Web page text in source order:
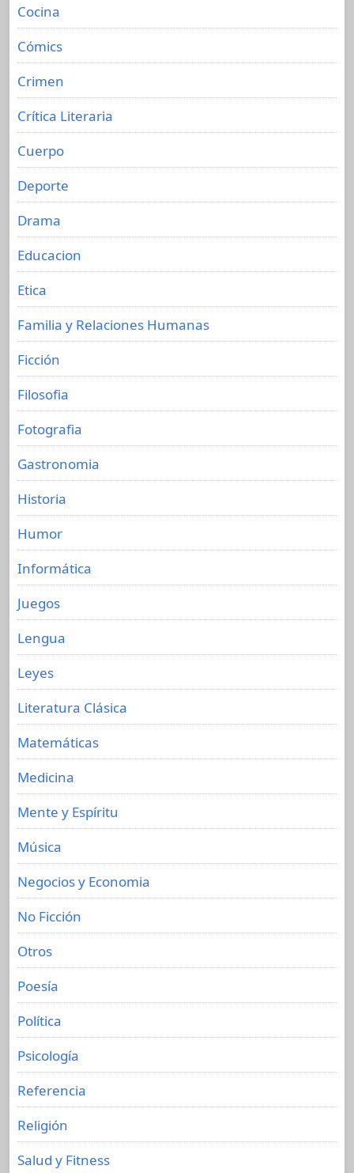
Cocina
Cómics
Crimen
Crítica Literaria
Cuerpo
Deporte
Drama
Educacion
Etica
Familia y Relaciones Humanas
Ficción
Filosofia
Fotografia
Gastronomia
Historia
Humor
Informática
Juegos
Lengua
Leyes
Literatura Clásica
Matemáticas
Medicina
Mente y Espíritu
Música
Negocios y Economia
No Ficción
Otros
Poesía
Política
Psicología
Referencia
Religión
Salud y Fitness